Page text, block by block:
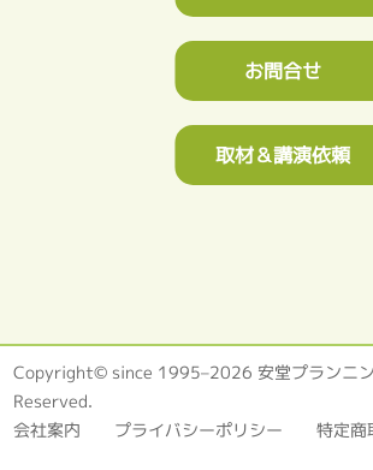
お問合せ
取材＆講演依頼
Copyright© since 1995–2026 安堂プランニ
Reserved.
会社案内 プライバシーポリシー 特定商